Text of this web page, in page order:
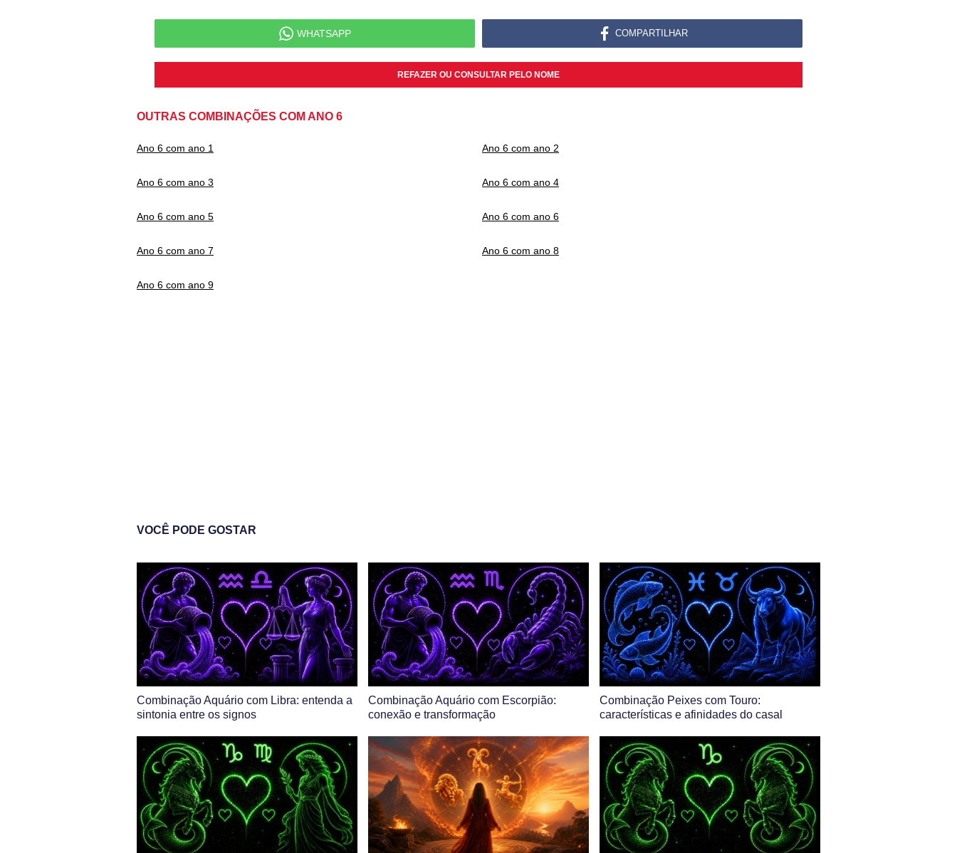
WHATSAPP COMPARTILHAR
REFAZER OU CONSULTAR PELO NOME
OUTRAS COMBINAÇÕES COM ANO 6
Ano 6 com ano 1 Ano 6 com ano 2
Ano 6 com ano 3 Ano 6 com ano 4
Ano 6 com ano 5 Ano 6 com ano 6
Ano 6 com ano 7 Ano 6 com ano 8
Ano 6 com ano 9
VOCÊ PODE GOSTAR
Combinação Aquário com Libra: entenda a
sintonia entre os signos
Combinação Aquário com Escorpião:
conexão e transformação
Combinação Peixes com Touro:
características e afinidades do casal